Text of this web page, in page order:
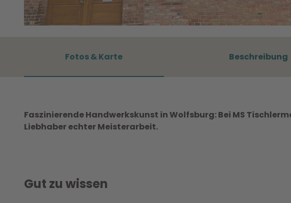
Fotos & Karte Beschreibung
Faszinierende Handwerkskunst in Wolfsburg: Bei MS
Liebhaber echter Meisterarbeit.
Gut zu wissen